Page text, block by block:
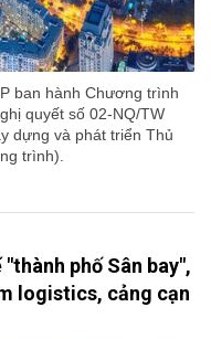
ban hành Chương trình
quyết số 02-NQ/TW
dựng và phát triển Thủ
trình).
phố Sân bay",
logistics, cảng cạn